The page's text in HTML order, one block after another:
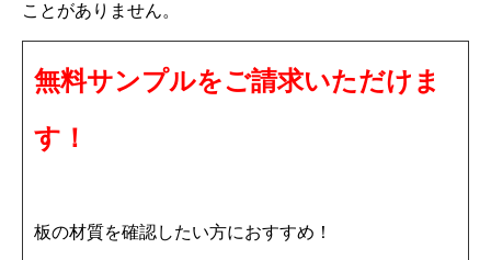
m
m
ことがありません。
無料サンプルをご請求いただけま
す！
板の材質を確認したい方におすすめ！